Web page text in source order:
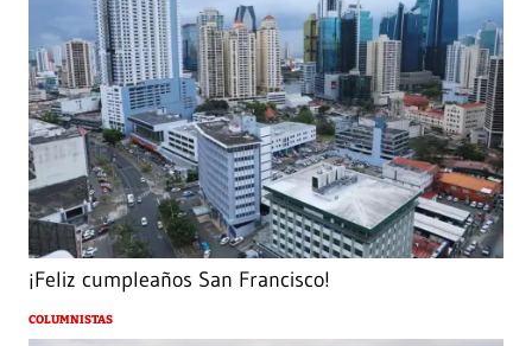
¡Feliz cumpleaños San Francisco!
COLUMNISTAS